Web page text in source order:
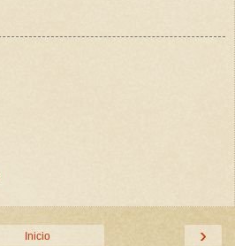
›
Inicio